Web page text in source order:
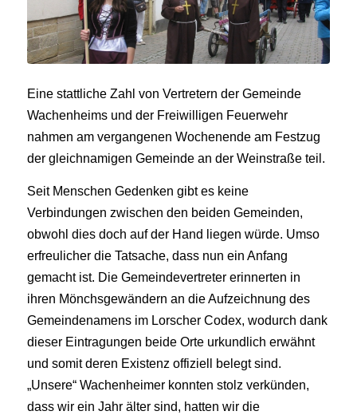
Eine stattliche Zahl von Vertretern der Gemeinde
Wachenheims und der Freiwilligen Feuerwehr
nahmen am vergangenen Wochenende am Festzug
der gleichnamigen Gemeinde an der Weinstraße teil.
Seit Menschen Gedenken gibt es keine
Verbindungen zwischen den beiden Gemeinden,
obwohl dies doch auf der Hand liegen würde. Umso
erfreulicher die Tatsache, dass nun ein Anfang
gemacht ist. Die Gemeindevertreter erinnerten in
ihren Mönchsgewändern an die Aufzeichnung des
Gemeindenamens im Lorscher Codex, wodurch dank
dieser Eintragungen beide Orte urkundlich erwähnt
und somit deren Existenz offiziell belegt sind.
„Unsere“ Wachenheimer konnten stolz verkünden,
dass wir ein Jahr älter sind, hatten wir die